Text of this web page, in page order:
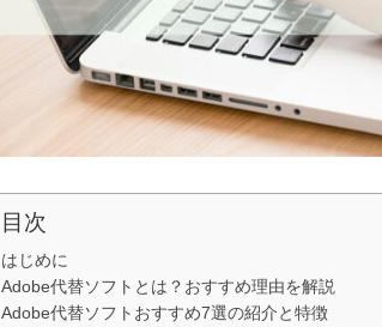
目次
はじめに
Adobe代替ソフトとは？おすすめ理由を解説
Adobe代替ソフトおすすめ7選の紹介と特徴